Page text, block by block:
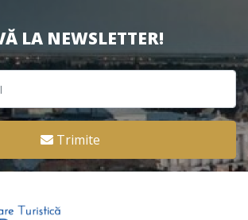
LA NEWSLETTER!
Trimite